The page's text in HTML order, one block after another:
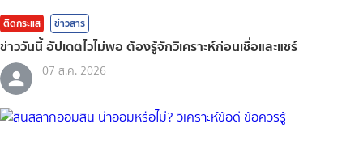
ติดกระแส ข่าวสาร
ข่าววันนี้ อัปเดตไวไม่พอ ต้องรู้จักวิเคราะห์ก่อนเชื่อและแชร์
07 ส.ค. 2026